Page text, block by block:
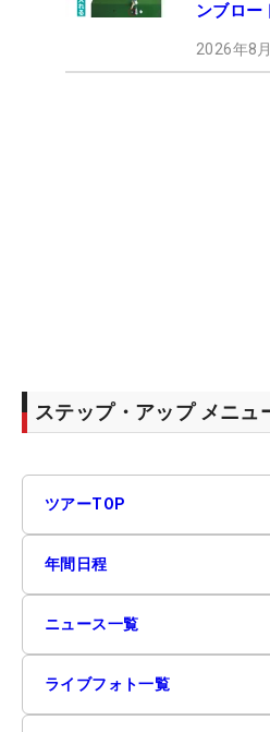
ンブロー
2026年8
ステップ・アップ メニュ
ツアーTOP
年間日程
ニュース一覧
ライブフォト一覧